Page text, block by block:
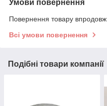
Умови повернення
Повернення товару
Всі умови повернення
Подібні товари компанії